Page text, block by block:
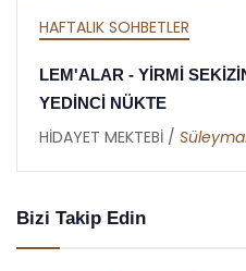
HAFTALIK SOHBETLER
MEKTUBAT - YİRMİ
RAMAZAN RİSALESİ
HİDAYET MEKTEBİ /
Bizi Takip Edin